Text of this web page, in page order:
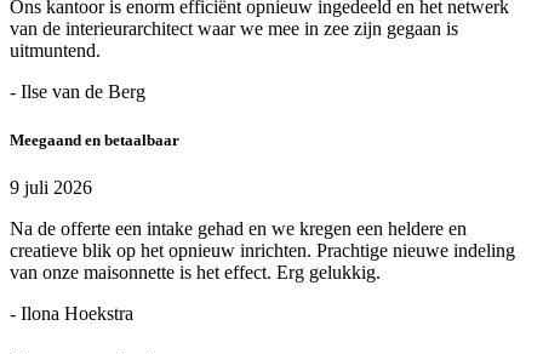
Ons kantoor is enorm efficiënt opnieuw ingedeeld en het netwerk
van de interieurarchitect waar we mee in zee zijn gegaan is
uitmuntend.
- Ilse van de Berg
Meegaand en betaalbaar
9 juli 2026
Na de offerte een intake gehad en we kregen een heldere en
creatieve blik op het opnieuw inrichten. Prachtige nieuwe indeling
van onze maisonnette is het effect. Erg gelukkig.
- Ilona Hoekstra